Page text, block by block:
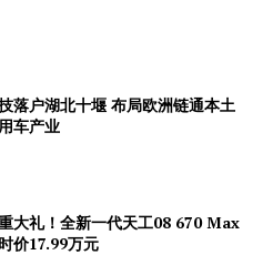
落户湖北十堰 布局欧洲链通本土
车产业
大礼！全新一代天工08 670 Max
价17.99万元